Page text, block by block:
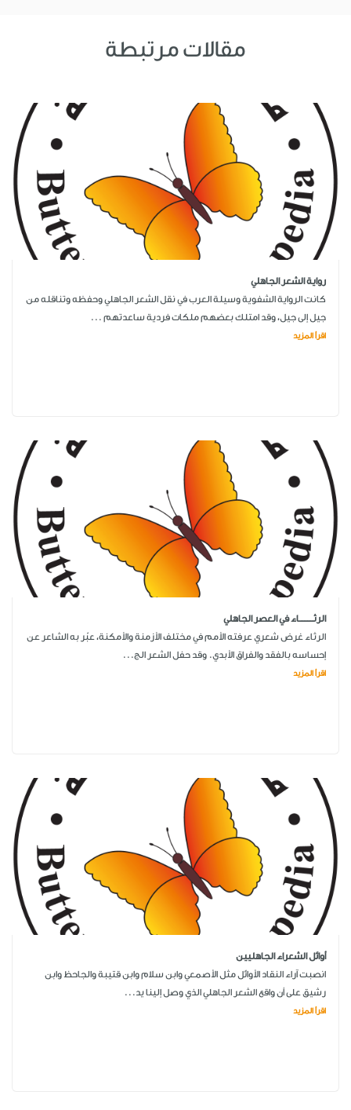
مقالات مرتبطة
رواية الشعر الجاهلي
كانت الرواية الشفوية وسيلة العرب في نقل الشعر الجاهلي وحفظه وتناقله من
جيل إلى جيل، وقد امتلك بعضهم ملكات فردية ساعدتهم ...
اقرأ المزيد
الرثـــــــــاء في العصر الجاهلي
الرثاء غرض شعري عرفته الأمم في مختلف الأزمنة والأمكنة، عبّر به الشاعر عن
إحساسه بالفقد والفراق الأبدي. وقد حفل الشعر الج...
اقرأ المزيد
أوائل الشعراء الجاهليين
انصبت آراء النقاد الأوائل مثل الأصمعي وابن سلام وابن قتيبة والجاحظ وابن
رشيق على أن واقع الشعر الجاهلي الذي وصل إلينا يد...
اقرأ المزيد